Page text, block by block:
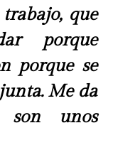
que
porque
porque se
Me da
son unos